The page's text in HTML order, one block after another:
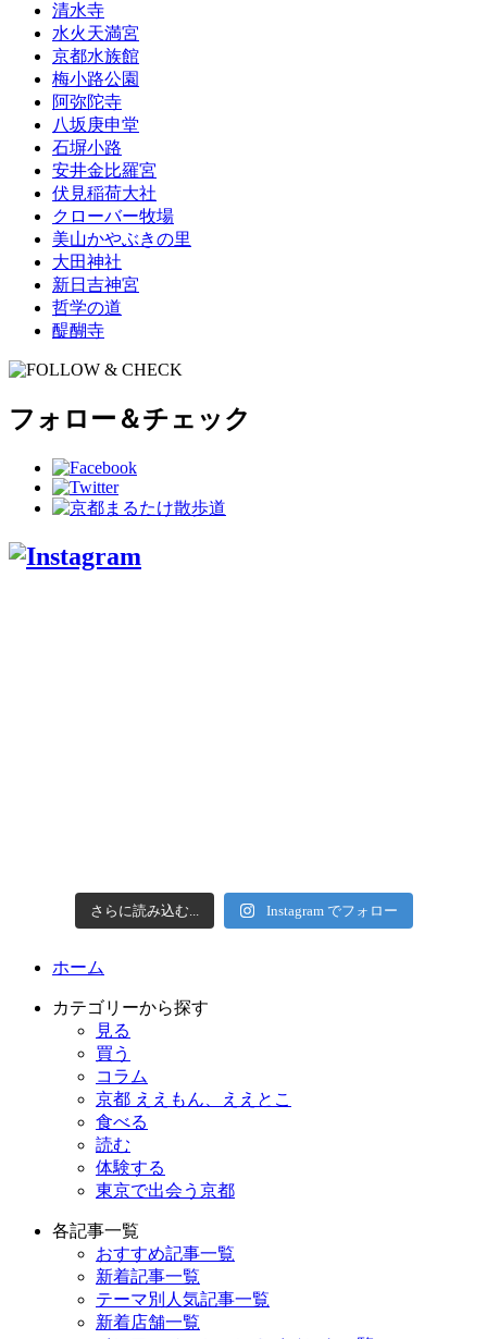
清水寺
水火天満宮
京都水族館
梅小路公園
阿弥陀寺
八坂庚申堂
石塀小路
安井金比羅宮
伏見稲荷大社
クローバー牧場
美山かやぶきの里
大田神社
新日吉神宮
哲学の道
醍醐寺
フォロー＆チェック
さらに読み込む... Instagram でフォロー
ホーム
カテゴリーから探す
見る
買う
コラム
京都 ええもん、ええとこ
食べる
読む
体験する
東京で出会う京都
各記事一覧
おすすめ記事一覧
新着記事一覧
テーマ別人気記事一覧
新着店舗一覧